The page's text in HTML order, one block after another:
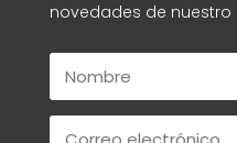
novedades de